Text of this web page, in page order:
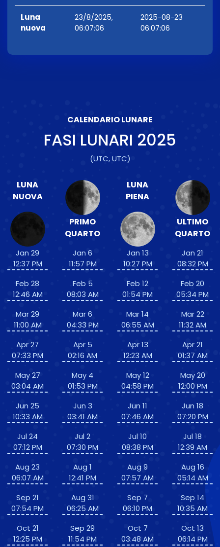
Luna
nuova
23/8/2025,
06:07:06
2025-08-23
06:07:06
CALENDARIO LUNARE
FASI LUNARI 2025
(UTC, UTC)
LUNA
NUOVA
Jan 29
12:37 PM
Feb 28
12:46 AM
Mar 29
11:00 AM
Apr 27
07:33 PM
May 27
03:04 AM
Jun 25
10:33 AM
Jul 24
07:12 PM
Aug 23
06:07 AM
Sep 21
07:54 PM
Oct 21
12:25 PM
PRIMO
QUARTO
Jan 6
11:57 PM
Feb 5
08:03 AM
Mar 6
04:33 PM
Apr 5
02:16 AM
May 4
01:53 PM
Jun 3
03:41 AM
Jul 2
07:30 PM
Aug 1
12:41 PM
Aug 31
06:25 AM
Sep 29
11:54 PM
LUNA
PIENA
Jan 13
10:27 PM
Feb 12
01:54 PM
Mar 14
06:55 AM
Apr 13
12:23 AM
May 12
04:58 PM
Jun 11
07:46 AM
Jul 10
08:38 PM
Aug 9
07:57 AM
Sep 7
06:10 PM
Oct 7
03:48 AM
ULTIMO
QUARTO
Jan 21
08:32 PM
Feb 20
05:34 PM
Mar 22
11:32 AM
Apr 21
01:37 AM
May 20
12:00 PM
Jun 18
07:20 PM
Jul 18
12:39 AM
Aug 16
05:14 AM
Sep 14
10:35 AM
Oct 13
06:14 PM